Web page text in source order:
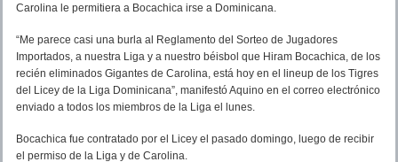
Carolina le permitiera a Bocachica irse a Dominicana.
“Me parece casi una burla al Reglamento del Sorteo de Jugadores
Importados, a nuestra Liga y a nuestro béisbol que Hiram Bocachica, de los
recién eliminados Gigantes de Carolina, está hoy en el lineup de los Tigres
del Licey de la Liga Dominicana”, manifestó Aquino en el correo electrónico
enviado a todos los miembros de la Liga el lunes.
Bocachica fue contratado por el Licey el pasado domingo, luego de recibir
el permiso de la Liga y de Carolina.